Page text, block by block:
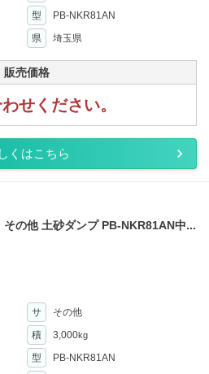
型
PB-NKR81AN
県 埼玉県
販売価格
せください。
くはこちら
その他 土砂ダンプ PB-NKR81AN中...
サ
その他
積 3,000kg
型
PB-NKR81AN